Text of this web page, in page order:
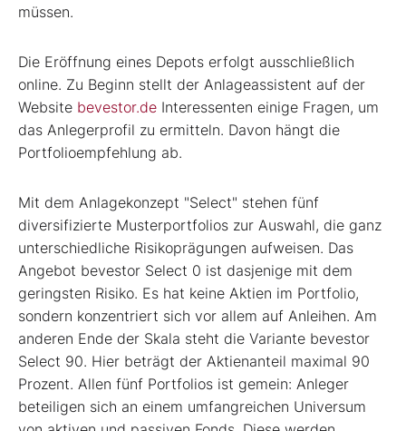
müssen.
Die Eröffnung eines Depots erfolgt ausschließlich
online. Zu Beginn stellt der Anlageassistent auf der
Website bevestor.de Interessenten einige Fragen, um
das Anlegerprofil zu ermitteln. Davon hängt die
Portfolioempfehlung ab.
Mit dem Anlagekonzept "Select" stehen fünf
diversifizierte Musterportfolios zur Auswahl, die ganz
unterschiedliche Risikoprägungen aufweisen. Das
Angebot bevestor Select 0 ist dasjenige mit dem
geringsten Risiko. Es hat keine Aktien im Portfolio,
sondern konzentriert sich vor allem auf Anleihen. Am
anderen Ende der Skala steht die Variante bevestor
Select 90. Hier beträgt der Aktienanteil maximal 90
Prozent. Allen fünf Portfolios ist gemein: Anleger
beteiligen sich an einem umfangreichen Universum